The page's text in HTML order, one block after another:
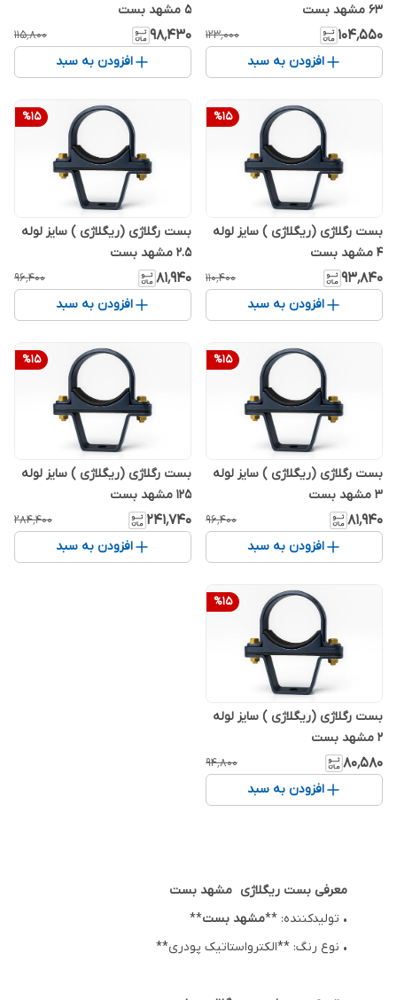
63 مشهد بست
۱۰۴٬۵۵۰ ۱۲۳٬۰۰۰
افزودن به سبد
5 مشهد بست
۹۸٬۴۳۰ ۱۱۵٬۸۰۰
افزودن به سبد
%15
بست رگلاژی (ریگلاژی ) سایز لوله
4 مشهد بست
۹۳٬۸۴۰ ۱۱۰٬۴۰۰
افزودن به سبد
%15
بست رگلاژی (ریگلاژی ) سایز لوله
2.5 مشهد بست
۸۱٬۹۴۰ ۹۶٬۴۰۰
افزودن به سبد
%15
بست رگلاژی (ریگلاژی ) سایز لوله
3 مشهد بست
۸۱٬۹۴۰ ۹۶٬۴۰۰
افزودن به سبد
%15
بست رگلاژی (ریگلاژی ) سایز لوله
125 مشهد بست
۲۴۱٬۷۴۰ ۲۸۴٬۴۰۰
افزودن به سبد
%15
بست رگلاژی (ریگلاژی ) سایز لوله
2 مشهد بست
۸۰٬۵۸۰ ۹۴٬۸۰۰
افزودن به سبد
معرفی بست ریگلاژی مشهد بست
• تولیدکننده: **مشهد بست**
• نوع رنگ: **الکترواستاتیک پودری**